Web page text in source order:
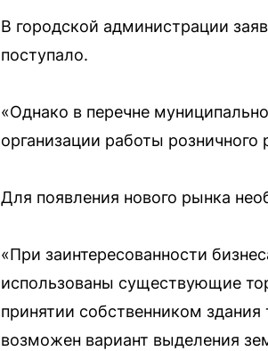
В городской администрации
поступало.
«Однако в перечне
организации работы
Для появления нового рынка
«При заинтересованности
использованы существующие
принятии собственником
возможен вариант выделения